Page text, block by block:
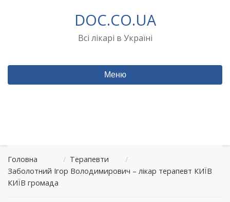
DOC.CO.UA
Всі лікарі в Україні
Меню
Головна / Терапевти
/
Заболотний Ігор Володимирович – лікар терапевт КИЇВ
КИЇВ громада